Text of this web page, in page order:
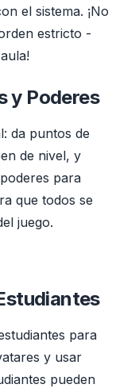
el sistema. ¡No
estricto -
y Poderes
da puntos de
de nivel, y
para
que todos se
juego.
para
y usar
pueden